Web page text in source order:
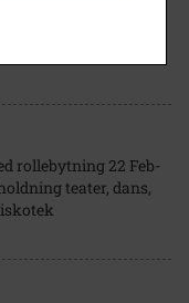
B 604, B 624, B
rollebytning 22 Feb-
teater, dans,